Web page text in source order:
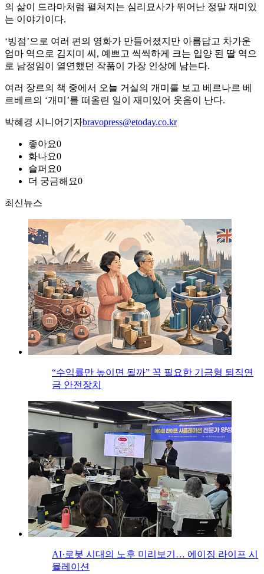
의 삶이 드라마처럼 펼쳐지는 심리묘사가 뛰어난 정말 재미있
는 이야기이다.
‘빙점’으로 여러 편의 영화가 만들어졌지만 아름답고 차가운
엄마 역으로 김지미 씨, 예쁘고 씩씩하게 크는 입양 된 딸 역으
로 남정임이 열연했던 작품이 가장 인상에 남는다.
여러 장르의 책 중에서 오늘 거실의 개미를 보고 베르나르 베
르베르의 ‘개미’를 떠올린 일이 재미있어 웃음이 난다.
박혜경 시니어기자bravopress@etoday.co.kr
좋아요0
화나요0
슬퍼요0
더 궁금해요0
최신뉴스
“수익률만 높이면 될까” 꼭 필요한 기금형 퇴직연
금 안전장치
AI·로봇 시대의 노후 미리보기… 에이징 라이프 시
뮬레이션